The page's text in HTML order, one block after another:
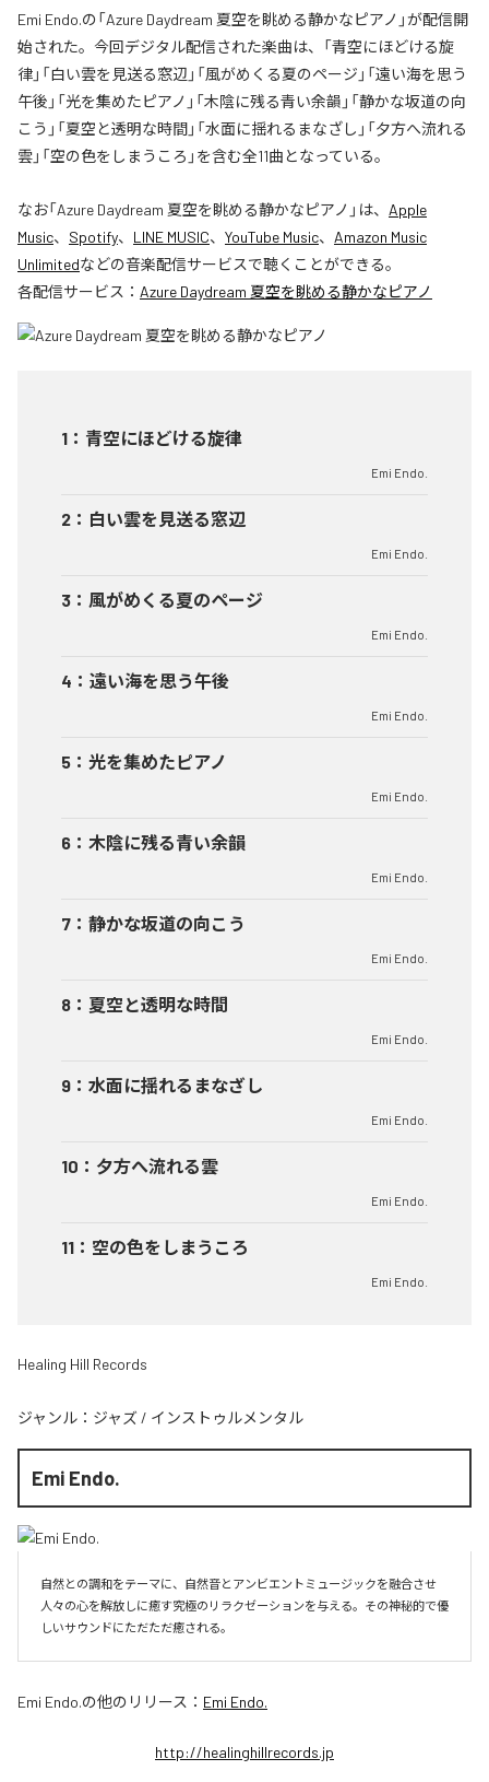
Emi Endo.の「Azure Daydream 夏空を眺める静かなピアノ」が配信開
始された。今回デジタル配信された楽曲は、「青空にほどける旋
律」「白い雲を見送る窓辺」「風がめくる夏のページ」「遠い海を思う
午後」「光を集めたピアノ」「木陰に残る青い余韻」「静かな坂道の向
こう」「夏空と透明な時間」「水面に揺れるまなざし」「夕方へ流れる
雲」「空の色をしまうころ」を含む全11曲となっている。
なお「Azure Daydream 夏空を眺める静かなピアノ 」は、 Apple
Music、 Spotify、 LINE MUSIC、 YouTube Music、 Amazon Music
Unlimitedなどの音楽配信サービスで聴くことができる。
各配信サービス： Azure Daydream 夏空を眺める静かなピアノ
1 ： 青空にほどける旋律
Emi Endo.
2 ： 白い雲を見送る窓辺
Emi Endo.
3 ： 風がめくる夏のページ
Emi Endo.
4 ： 遠い海を思う午後
Emi Endo.
5 ： 光を集めたピアノ
Emi Endo.
6 ： 木陰に残る青い余韻
Emi Endo.
7 ： 静かな坂道の向こう
Emi Endo.
8 ： 夏空と透明な時間
Emi Endo.
9 ： 水面に揺れるまなざし
Emi Endo.
10 ： 夕方へ流れる雲
Emi Endo.
11 ： 空の色をしまうころ
Emi Endo.
Healing Hill Records
ジャンル： ジャズ / インストゥルメンタル
Emi Endo.
自然との調和をテーマに、自然音とアンビエントミュージックを融合させ
人々の心を解放しに癒す究極のリラクゼーションを与える。その神秘的で優
しいサウンドにただただ癒される。
Emi Endo.の他のリリース： Emi Endo.
http://healinghillrecords.jp